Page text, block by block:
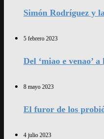
Simón Rodríguez y
5 febrero 2023
Del ‘miao e venao’
8 mayo 2023
El furor de los
4 julio 2023